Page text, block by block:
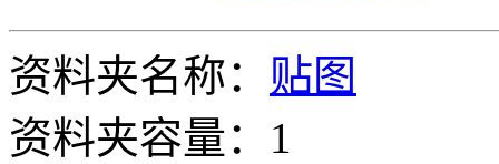
资料夹名称： 贴图
资料夹容量：1